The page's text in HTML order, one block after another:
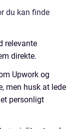
du kan finde
relevante
direkte.
Upwork og
men husk at lede
personligt